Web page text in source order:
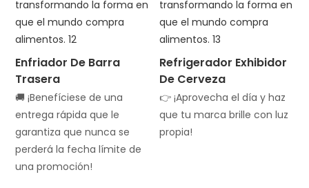
Enfriador De Barra
Trasera
🚚 ¡Benefíciese de una
entrega rápida que le
garantiza que nunca se
perderá la fecha límite de
una promoción!
Refrigerador Exhibidor
De Cerveza
👉 ¡Aprovecha el día y haz
que tu marca brille con luz
propia!